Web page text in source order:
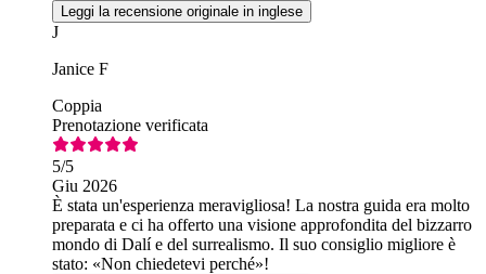
Leggi la recensione originale in inglese
J
Janice F
Coppia
Prenotazione verificata
5/5
Giu 2026
È stata un'esperienza meravigliosa! La nostra guida era molto
preparata e ci ha offerto una visione approfondita del bizzarro
mondo di Dalí e del surrealismo. Il suo consiglio migliore è
stato: «Non chiedetevi perché»!